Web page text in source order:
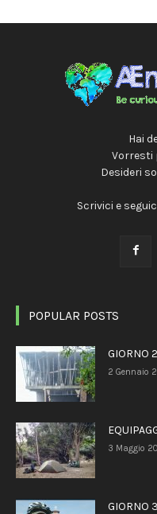
Hai
Vorresti
Desideri
Scrivici e
POPULAR POSTS
GIORNO
2 Gennaio
3 Maggio
GIORNO